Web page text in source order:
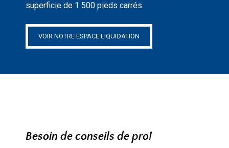
superficie de 1 500 pieds carrés.
VOIR NOTRE ESPACE LIQUIDATION
Besoin de conseils de pro!